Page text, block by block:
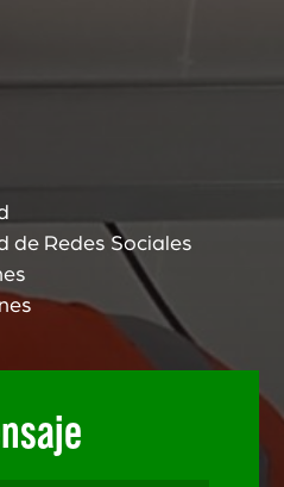
de Redes Sociales